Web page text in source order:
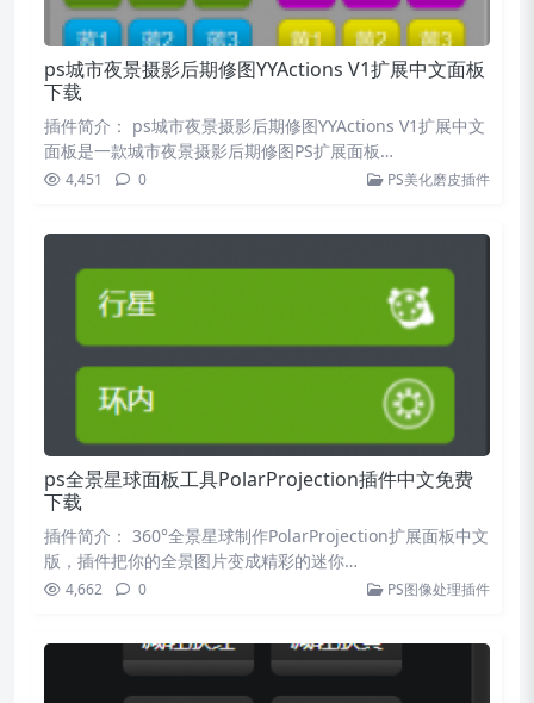
ps城市夜景摄影后期修图YYActions V1扩展中文面板
下载
插件简介： ps城市夜景摄影后期修图YYActions V1扩展中文
面板是一款城市夜景摄影后期修图PS扩展面板…
4,451 0 PS美化磨皮插件
ps全景星球面板工具PolarProjection插件中文免费
下载
插件简介： 360°全景星球制作PolarProjection扩展面板中文
版，插件把你的全景图片变成精彩的迷你…
4,662 0 PS图像处理插件